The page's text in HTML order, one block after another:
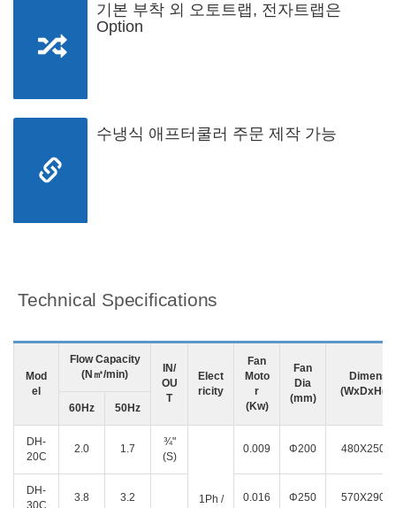
기본 부착 외 오토트랩, 전자트랩은
Option
수냉식 애프터쿨러 주문 제작 가능
Technical Specifications
Mod
el
Flow Capacity
(N㎥/min)
IN/
OU
T
Elect
ricity
Fan
Moto
r
(Kw)
Fan
Dia
(mm)
60Hz
50Hz
DH-
20C
2.0 1.7
¾"
(S)
1Ph /
0.009 Φ200
DH-
30C
3.8
3.2
0.016 Φ250